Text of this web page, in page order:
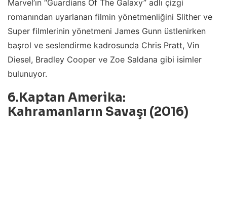
Marvel’ın “Guardians Of The Galaxy” adlı çizgi
romanından uyarlanan filmin yönetmenliğini Slither ve
Super filmlerinin yönetmeni James Gunn üstlenirken
başrol ve seslendirme kadrosunda Chris Pratt, Vin
Diesel, Bradley Cooper ve Zoe Saldana gibi isimler
bulunuyor.
6.Kaptan Amerika:
Kahramanların Savaşı (2016)